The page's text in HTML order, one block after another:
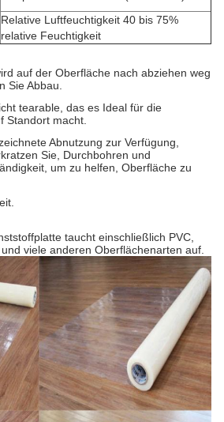
Relative Luftfeuchtigkeit 40 bis 75%
relative Feuchtigkeit
auf der Oberfläche nach abziehen weg
Sie Abbau.
tearable, das es Ideal für die
Standort macht.
Abnutzung zur Verfügung,
Sie, Durchbohren und
um zu helfen, Oberfläche zu
taucht einschließlich PVC,
viele anderen Oberflächenarten auf.